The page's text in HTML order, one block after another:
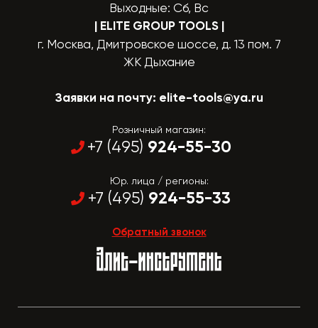
Выходные: Сб, Вс
| ELITE GROUP TOOLS |
г. Москва, Дмитровское шоссе, д. 13 пом. 7
ЖК Дыхание
Заявки на почту: elite-tools@ya.ru
Розничный магазин:
+7 (495) 924-55-30
Юр. лица / регионы:
+7 (495) 924-55-33
Обратный звонок